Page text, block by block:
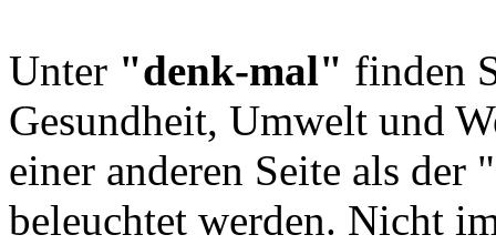
Unter "denk-mal" finden
Gesundheit, Umwelt und
einer anderen Seite als
beleuchtet werden. Nicht